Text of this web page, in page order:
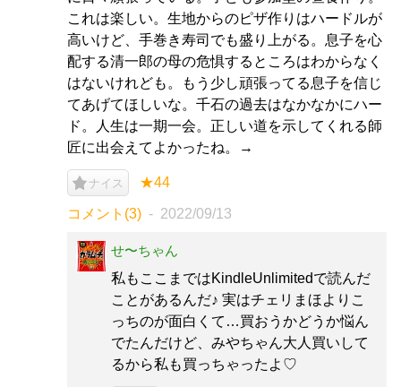
これは楽しい。生地からのピザ作りはハードルが
高いけど、手巻き寿司でも盛り上がる。息子を心
配する清一郎の母の危惧するところはわからなく
はないけれども。もう少し頑張ってる息子を信じ
てあげてほしいな。千石の過去はなかなかにハー
ド。人生は一期一会。正しい道を示してくれる師
匠に出会えてよかったね。→
ナイス ★44
コメント(3) 2022/09/13
せ〜ちゃん
私もここまではKindleUnlimitedで読んだ
ことがあるんだ♪ 実はチェリまほよりこ
っちのが面白くて…買おうかどうか悩ん
でたんだけど、みやちゃん大人買いして
るから私も買っちゃったよ♡